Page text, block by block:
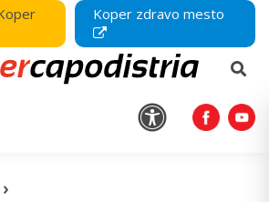
Koper zdravo mesto
›